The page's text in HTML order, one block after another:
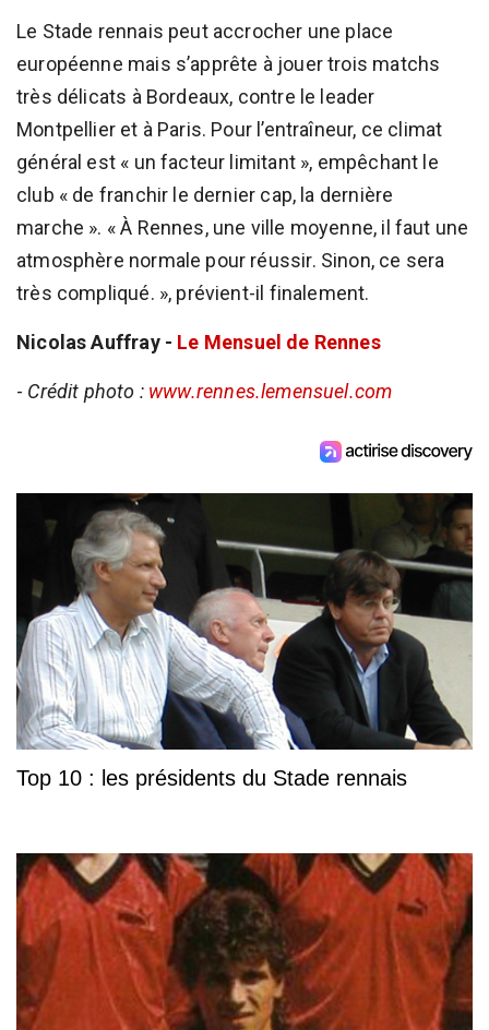
Le Stade rennais peut accrocher une place
européenne mais s’apprête à jouer trois matchs
très délicats à Bordeaux, contre le leader
Montpellier et à Paris. Pour l’entraîneur, ce climat
général est « un facteur limitant », empêchant le
club « de franchir le dernier cap, la dernière
marche ». « À Rennes, une ville moyenne, il faut une
atmosphère normale pour réussir. Sinon, ce sera
très compliqué. », prévient-il finalement.
Nicolas Auffray - Le Mensuel de Rennes
- Crédit photo : www.rennes.lemensuel.com
Top 10 : les présidents du Stade rennais